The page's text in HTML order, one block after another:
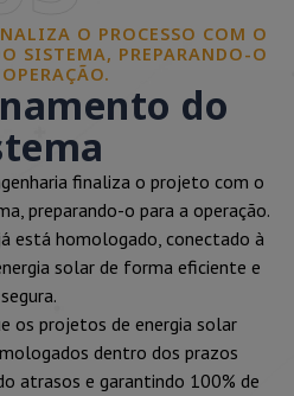
O PROCESSO COM O
SISTEMA, PREPARANDO-O
do
finaliza o projeto com o
preparando-o para a operação.
está homologado, conectado à
solar de forma eficiente e
segura.
os projetos de energia solar
dentro dos prazos
atrasos e garantindo 100% de